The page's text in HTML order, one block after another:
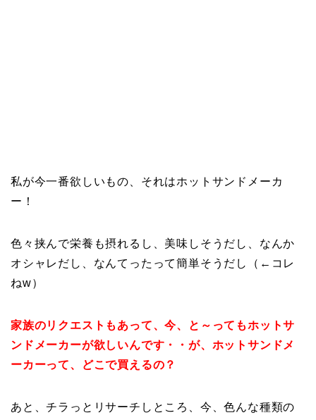
私が今一番欲しいもの、それはホットサンドメーカ
ー！
色々挟んで栄養も摂れるし、美味しそうだし、なんか
オシャレだし、なんてったって簡単そうだし（←コレ
ねw）
家族のリクエストもあって、今、と～ってもホットサ
ンドメーカーが欲しいんです・・が、ホットサンドメ
ーカーって、どこで買えるの？
あと、チラっとリサーチしところ、今、色んな種類の